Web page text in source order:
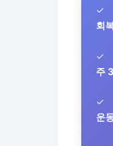
✓
회
✓
주
✓
운